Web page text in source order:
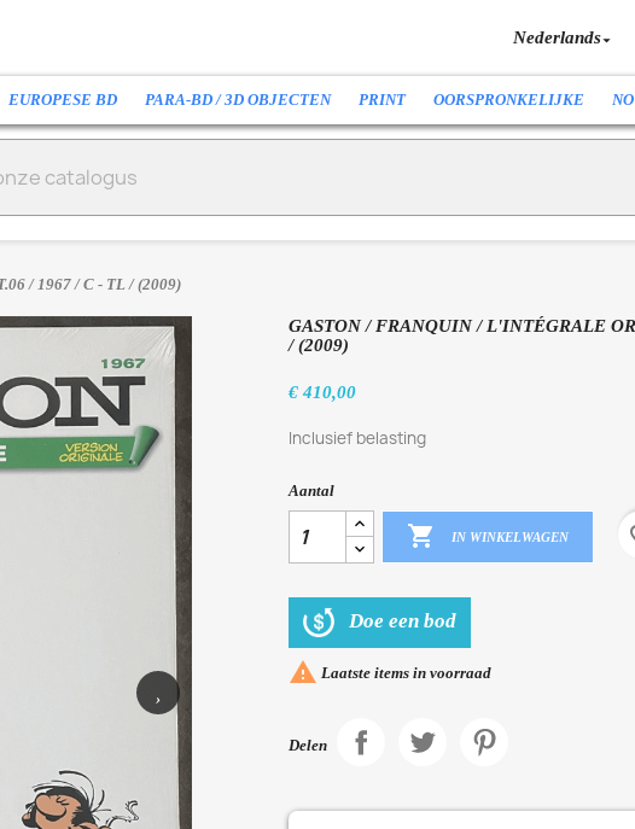
Nederlands
EUROPESE BD PARA-BD / 3D OBJECTEN PRINT OORSPRONKELIJKE
/ 1967 / C - TL / (2009)
›
GASTON / FRANQUIN / L'INTÉGRALE
/ (2009)
€ 410,00
Inclusief belasting
Aantal
 IN WINKELWAGEN
Doe een bod
 Laatste items in voorraad
Delen